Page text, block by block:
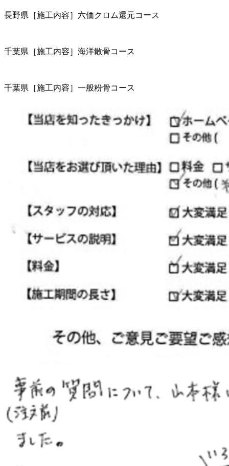
長野県［施工内容］六価クロム還元コース
千葉県［施工内容］海洋散骨コース
千葉県［施工内容］一般粉骨コース